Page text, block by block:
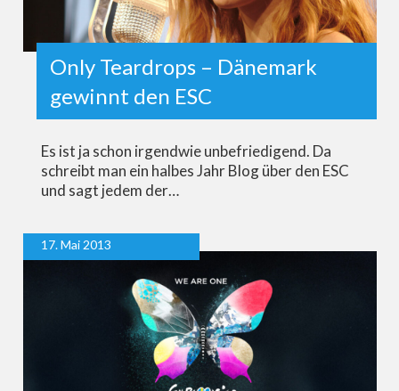
Only Teardrops – Dänemark
gewinnt den ESC
Es ist ja schon irgendwie unbefriedigend. Da
schreibt man ein halbes Jahr Blog über den ESC
und sagt jedem der…
17. Mai 2013